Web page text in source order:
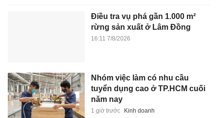
Điều tra vụ phá gần 1.000 m²
rừng sản xuất ở Lâm Đồng
16:11 7/8/2026
Nhóm việc làm có nhu cầu
tuyển dụng cao ở TP.HCM cuối
năm nay
1 giờ trước Kinh doanh